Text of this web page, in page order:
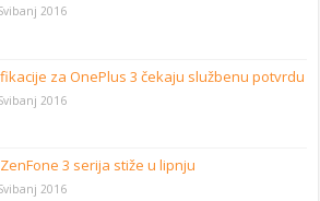
2016
za OnePlus 3 čekaju službenu potvrdu
2016
3 serija stiže u lipnju
2016